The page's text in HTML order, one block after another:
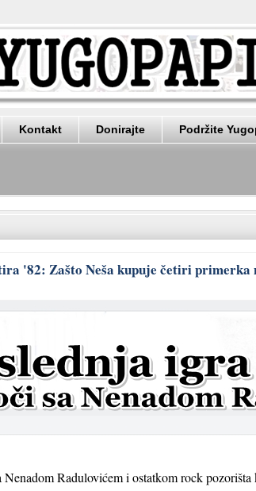
Kontakt Donirajte Podržite
'82: Zašto Neša kupuje četiri primerka
Radulovićem i ostatkom rock